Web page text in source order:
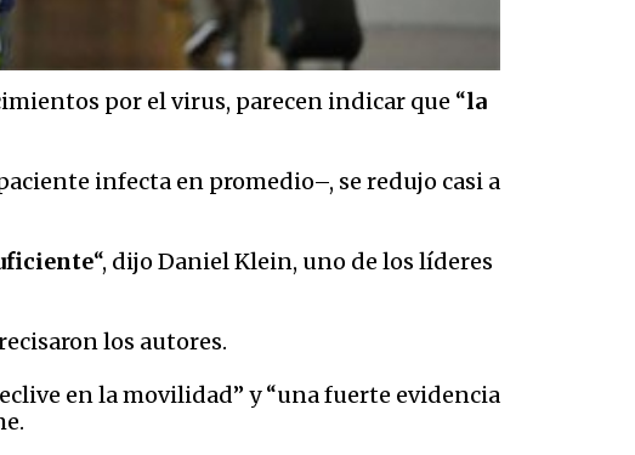
por el virus, parecen indicar que “la
infecta en promedio–, se redujo casi a
“, dijo Daniel Klein, uno de los líderes
los autores.
en la movilidad” y “una fuerte evidencia